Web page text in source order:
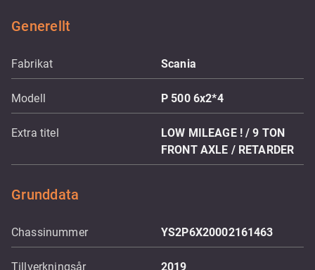
Generellt
Fabrikat Scania
Modell P 500 6x2*4
Extra titel
LOW MILEAGE ! / 9 TON
FRONT AXLE / RETARDER
Grunddata
Chassinummer YS2P6X20002161463
Tillverkningsår 2019